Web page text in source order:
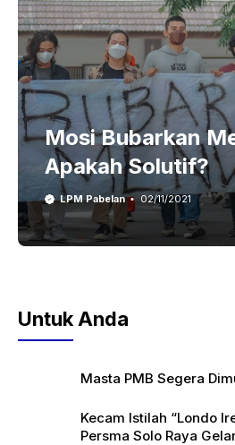
Mosi Bubarkan
Apakah Solutif?
LPM Pabelan 02/11/2021
Untuk Anda
Masta PMB Segera
Kecam Istilah “Londo
Persma Solo Raya